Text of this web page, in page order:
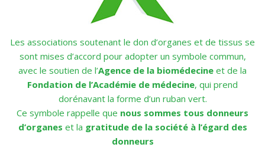
Les associations soutenant le don d’organes et de tissus se
sont mises d’accord pour adopter un symbole commun,
avec le soutien de l’Agence de la biomédecine et de la
Fondation de l’Académie de médecine, qui prend
dorénavant la forme d’un ruban vert.
Ce symbole rappelle que nous sommes tous donneurs
d’organes et la gratitude de la société à l’égard des
donneurs